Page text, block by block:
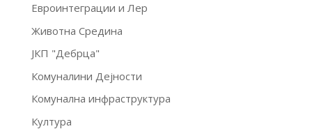
Евроинтеграции и Лер
Животна Средина
ЈКП "Дебрца"
Комуналини Дејности
Комунална инфраструктура
Култура